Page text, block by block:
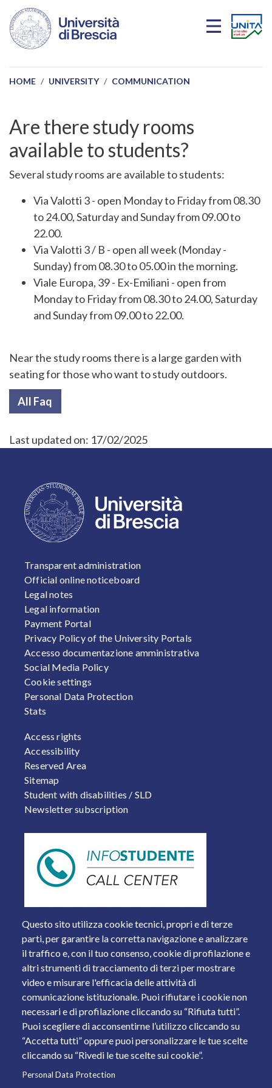
Skip to main content
HOME UNIVERSITY COMMUNICATION
Are there study rooms
available to students?
Several study rooms are available to students:
Via Valotti 3 - open Monday to Friday from 08.30
to 24.00, Saturday and Sunday from 09.00 to
22.00.
Via Valotti 3 / B - open all week (Monday -
Sunday) from 08.30 to 05.00 in the morning.
Viale Europa, 39 - Ex-Emiliani - open from
Monday to Friday from 08.30 to 24.00, Saturday
and Sunday from 09.00 to 22.00.
Near the study rooms there is a large garden with
seating for those who want to study outdoors.
All Faq
Last updated on: 17/02/2025
Questo sito utilizza cookie tecnici, propri e di terze
parti, per garantire la corretta navigazione e analizzare
il traffico e, con il tuo consenso, cookie di profilazione e
altri strumenti di tracciamento di terzi per mostrare
video e misurare l'efficacia delle attività di
comunicazione istituzionale. Puoi rifiutare i cookie non
necessari e di profilazione cliccando su “Rifiuta tutti”.
Puoi scegliere di acconsentirne l’utilizzo cliccando su
“Accetta tutti” oppure puoi personalizzare le tue scelte
cliccando su “Rivedi le tue scelte sui cookie”.
Personal Data Protection
FOOTER 1
Transparent administration
Official online noticeboard
Legal notes
Legal information
Payment Portal
Privacy Policy of the University Portals
Accesso documentazione amministrativa
Social Media Policy
Cookie settings
Personal Data Protection
Stats
FOOTER 2
Access rights
Accessibility
Reserved Area
Sitemap
Student with disabilities / SLD
Newsletter subscription
Piazza del Mercato, 15 - 25121 Brescia
Tel. +39 030 2988.1 PEC:
ammcentr@cert.unibs.it
Partita IVA: 01773710171 Codice Fiscale: 98007650173